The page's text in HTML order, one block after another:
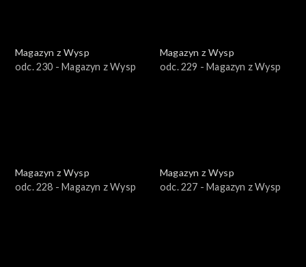
Magazyn z Wysp
odc. 230 - Magazyn z Wysp
Magazyn z Wysp
odc. 229 - Magazyn z Wysp
Magazyn z Wysp
odc. 228 - Magazyn z Wysp
Magazyn z Wysp
odc. 227 - Magazyn z Wysp